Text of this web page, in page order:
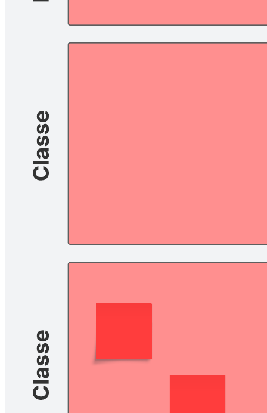
Controle as tarefas e planeje seus horários usando este planner